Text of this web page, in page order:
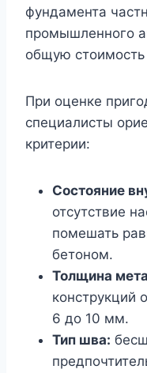
фундамента
промышленного
общую
При оценке
специалисты
критерии:
Состояние
отсутствие
помешать
бетоном.
Толщина
конструкций
6 до 10 мм.
Тип шва: